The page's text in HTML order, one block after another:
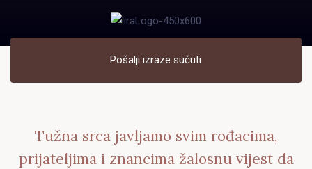
Pošalji izraze sućuti
Tužna srca javljamo svim rođacima,
prijateljima i znancima žalosnu vijest da